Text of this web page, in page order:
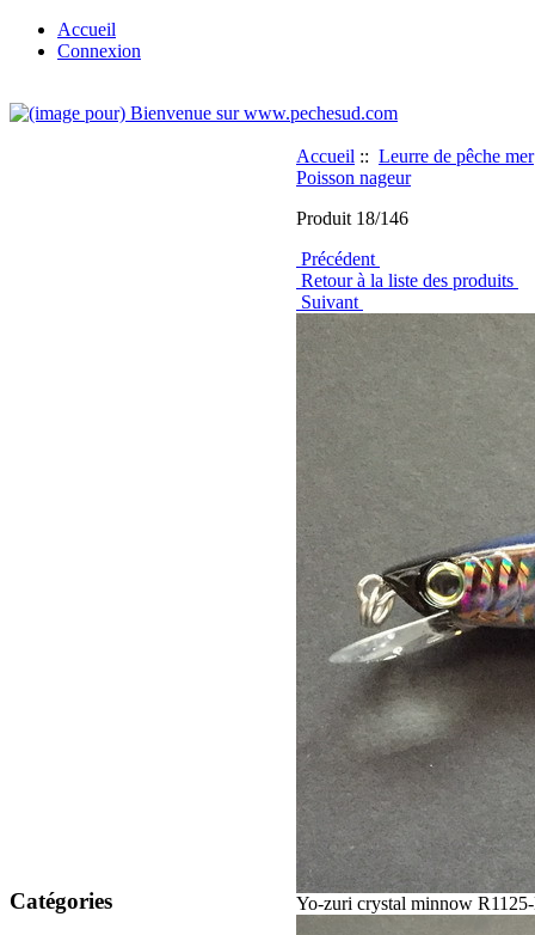
Accueil
Connexion
Catégories
Accueil :: Leurre de pêche mer
Poisson nageur
Produit 18/146
Précédent
Retour à la liste des produits
Suivant
Yo-zuri crystal minnow